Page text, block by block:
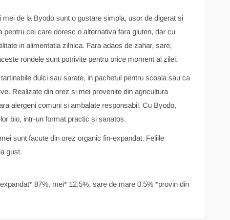
mei de la Byodo sunt o gustare simpla, usor de digerat si
pentru cei care doresc o alternativa fara gluten, dar cu
in alimentatia zilnica. Fara adaos de zahar, sare,
rondele sunt potrivite pentru orice moment al zilei.
dulci sau sarate, in pachetul pentru scoala sau ca
Realizate din orez si mei provenite din agricultura
alergeni comuni si ambalate responsabil. Cu Byodo,
bio, intr-un format practic si sanatos.
sunt facute din orez organic fin-expandat. Feliile
gust.
87%, mei* 12,5%, sare de mare 0.5% *provin din